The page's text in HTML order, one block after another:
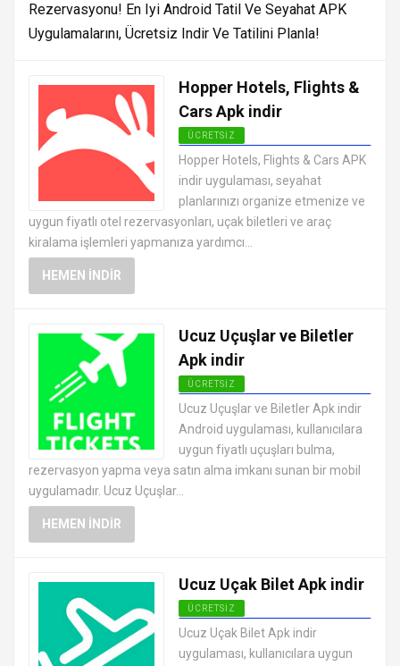
Rezervasyonu! En Iyi Android Tatil Ve Seyahat APK
Uygulamalarını, Ücretsiz Indir Ve Tatilini Planla!
Hopper Hotels, Flights &
Cars Apk indir
ÜCRETSIZ
ANDROID TATIL VE SEYAHAT
UYGULAMALARI APK
Hopper Hotels, Flights & Cars APK
indir uygulaması, seyahat
planlarınızı organize etmenize ve
uygun fiyatlı otel rezervasyonları, uçak biletleri ve araç
kiralama işlemleri yapmanıza yardımcı...
HEMEN İNDIR
Ucuz Uçuşlar ve Biletler
Apk indir
ÜCRETSIZ
ANDROID TATIL VE SEYAHAT
UYGULAMALARI APK
Ucuz Uçuşlar ve Biletler Apk indir
Android uygulaması, kullanıcılara
uygun fiyatlı uçuşları bulma,
rezervasyon yapma veya satın alma imkanı sunan bir mobil
uygulamadır. Ucuz Uçuşlar...
HEMEN İNDIR
Ucuz Uçak Bilet Apk indir
ÜCRETSIZ
ANDROID TATIL VE SEYAHAT
UYGULAMALARI APK
Ucuz Uçak Bilet Apk indir
uygulaması, kullanıcılara uygun